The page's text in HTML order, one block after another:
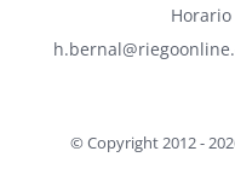
© Copyright 2012 -